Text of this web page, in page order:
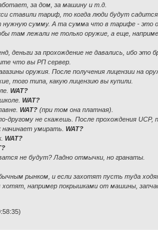
за дом, за машину и т.д.
ставили тариф, то когда люди будут
нужную сумму. А та сумма что в тарифе - это
там лежали не только оружие, а еще,
деньги за прохождение не давались, ибо это
что вы РП сервер.
оружия. После получения лицензии на
того типа, какую лицензию вы купили.
WAT?
WAT?
WAT? (при том она платная).
другому не скажешь. После прохождения UCP,
начинает умирать.WAT?
WAT?
не будут? Ладно отмычки, но гранаты.
рынком, и если захотят пусть туда
хотят, например покрышками от машины,